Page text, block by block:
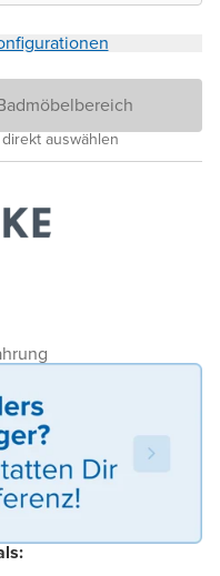
auswählen